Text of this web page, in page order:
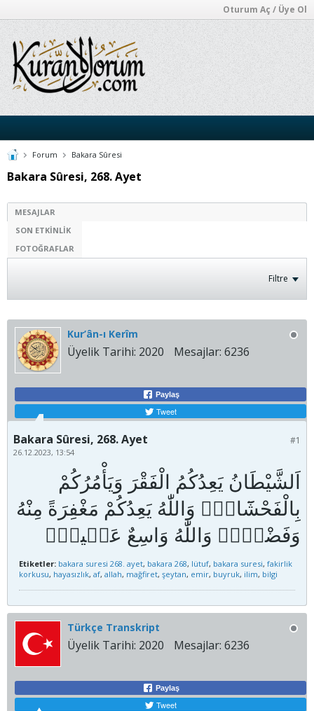
Oturum Aç / Üye Ol
Forum Bakara Sûresi
Bakara Sûresi, 268. Ayet
MESAJLAR
SON ETKINLIK
FOTOĞRAFLAR
Filtre
Kur’ân-ı Kerîm
Üyelik Tarihi: 2020 Mesajlar: 6236
Paylaş
Tweet
#1
Bakara Sûresi, 268. Ayet
26.12.2023, 13:54
اَلشَّيْطَانُ يَعِدُكُمُ الْفَقْرَ وَيَأْمُرُكُمْ
بِالْفَحْشَٓاءِۚ وَاللّٰهُ يَعِدُكُمْ مَغْفِرَةً مِنْهُ
Etiketler: bakara suresi 268. ayet, bakara 268, lütuf, bakara suresi, fakirlik
korkusu, hayasızlık, af, allah, mağfiret, şeytan, emir, buyruk, ilim, bilgi
Türkçe Transkript
Üyelik Tarihi: 2020 Mesajlar: 6236
Paylaş
Tweet